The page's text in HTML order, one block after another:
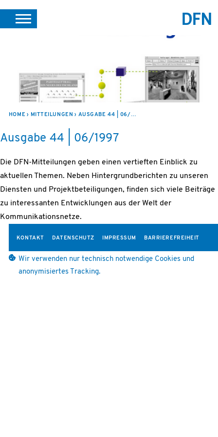
LEICHTE SPRACHE
HOME MITTEILUNGEN AUSGABE 44 | 06/1997
Ausgabe 44 | 06/1997
Die DFN-Mitteilungen geben einen vertieften Einblick zu
aktuellen Themen. Neben Hintergrundberichten zu unseren
Diensten und Projektbeteiligungen, finden sich viele Beiträge
zu interessanten Entwicklungen aus der Welt der
Kommunikationsnetze.
KONTAKT DATENSCHUTZ IMPRESSUM BARRIEREFREIHEIT
Wir verwenden nur technisch notwendige Cookies und
anonymisiertes Tracking.